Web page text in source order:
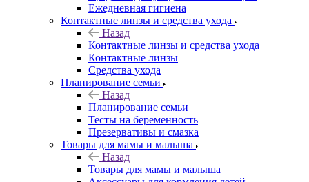
Ежедневная гигиена
Контактные линзы и средства ухода
Назад
Контактные линзы и средства ухода
Контактные линзы
Средства ухода
Планирование семьи
Назад
Планирование семьи
Тесты на беременность
Презервативы и смазка
Товары для мамы и малыша
Назад
Товары для мамы и малыша